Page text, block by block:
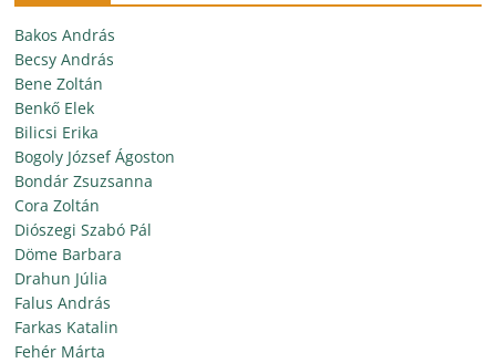
Bakos András
Becsy András
Bene Zoltán
Benkő Elek
Bilicsi Erika
Bogoly József Ágoston
Bondár Zsuzsanna
Cora Zoltán
Diószegi Szabó Pál
Döme Barbara
Drahun Júlia
Falus András
Farkas Katalin
Fehér Márta